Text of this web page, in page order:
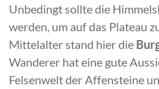
Unbedingt sollte die
werden, um auf das Plateau
Mittelalter stand hier die
Wanderer hat eine gute
Felsenwelt der Affensteine